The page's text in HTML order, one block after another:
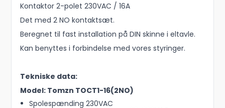
Kontaktor 2-polet 230VAC / 16A
Det med 2 NO kontaktsæt.
Beregnet til fast installation på DIN skinne i eltavle.
Kan benyttes i forbindelse med vores styringer.
Tekniske data:
Model: Tomzn TOCT1-16(2NO)
Spolespænding 230VAC